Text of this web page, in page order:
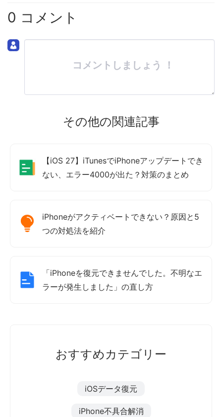
0 コメント
コメントしましょう ！
その他の関連記事
【iOS 27】iTunesでiPhoneアップデートでき
ない、エラー4000が出た？対策のまとめ
iPhoneがアクティベートできない？原因と5
つの対処法を紹介
「iPhoneを復元できませんでした。不明なエ
ラーが発生しました」の直し方
おすすめカテゴリー
iOSデータ復元
iPhone不具合解消